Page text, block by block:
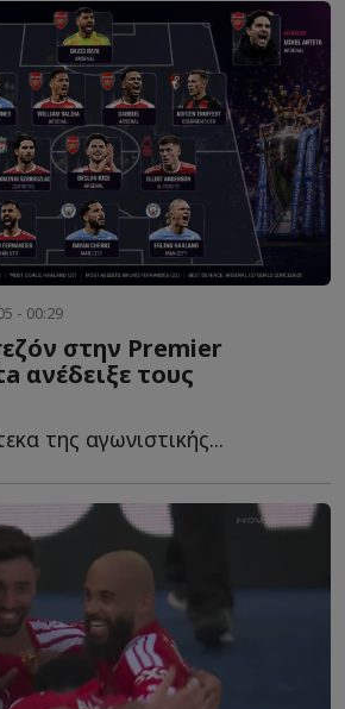
- 00:29
στην Premier
ανέδειξε τους
της αγωνιστικής...